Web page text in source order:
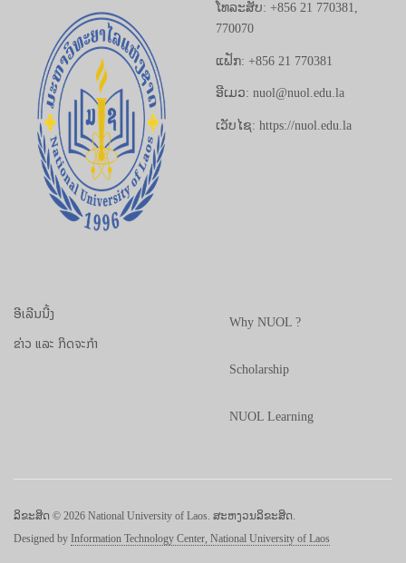
ໂທລະສັບ: +856 21 770381,
770070
ແຟັກ: +856 21 770381
ອີເມວ: nuol@nuol.edu.la
ເວັບໄຊ: https://nuol.edu.la
ອີເລີນນີ້ງ
ຂ່າວ ແລະ ກິດຈະກຳ
Why NUOL ?
Scholarship
NUOL Learning
ລິຂະສິດ © 2026 National University of Laos. ສະຫງວນລິຂະສິດ.
Designed by Information Technology Center, National University of Laos